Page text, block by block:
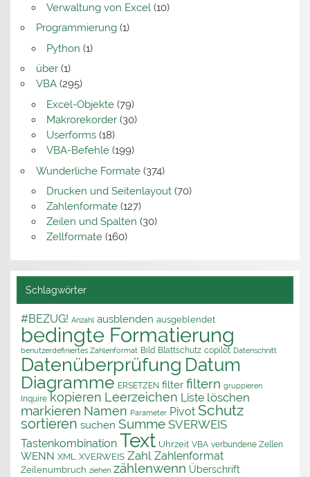
Verwaltung von Excel (10)
Programmierung(1)
Python (1)
über(1)
VBA(295)
Excel-Objekte(79)
Makrorekorder(30)
Userforms(18)
VBA-Befehle(199)
Wunderliche Formate(374)
Drucken und Seitenlayout(70)
Zahlenformate(127)
Zeilen und Spalten (30)
Zellformate(160)
Schlagwörter
#BEZUG! Anzahl ausblenden ausgeblendet
bedingte Formatierung
benutzerdefiniertes Zahlenformat Bild Blattschutz copilot Datenschnitt
Datenüberprüfung Datum
Diagramme ERSETZEN filter filtern gruppieren
Inquire kopieren Leerzeichen Liste löschen
markieren Namen Parameter Pivot Schutz
sortieren suchen Summe SVERWEIS
Tastenkombination Text Uhrzeit VBA verbundene Zellen
WENN XML XVERWEIS Zahl Zahlenformat
Zeilenumbruch ziehen zählenwenn Überschrift